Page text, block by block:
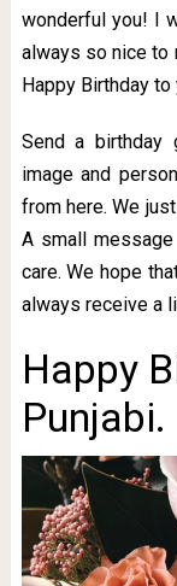
wonderful you! I
always so nice to
Happy Birthday to
Send a birthday
image and
from here. We
A small
care. We hope
always receive a
Happy
Punjabi.